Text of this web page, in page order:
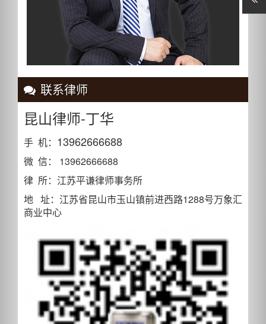
联系律师
昆山律师-丁华
手 机： 13962666688
微 信： 13962666688
律 所：江苏平谦律师事务所
地 址：江苏省昆山市玉山镇前进西路1288号万象汇
商业中心